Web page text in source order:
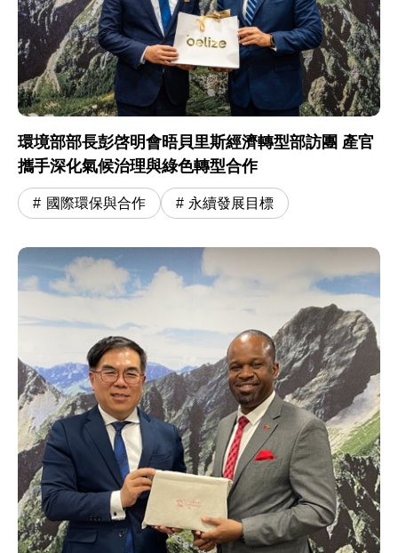
環境部部長彭啓明會晤貝里斯經濟轉型部訪團 產官
攜手深化氣候治理與綠色轉型合作
國際環保與合作 永續發展目標